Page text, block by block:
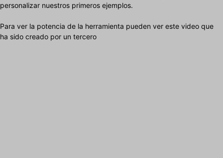
personalizar nuestros primeros ejemplos.
Para ver la potencia de la herramienta pueden ver este video que
ha sido creado por un tercero